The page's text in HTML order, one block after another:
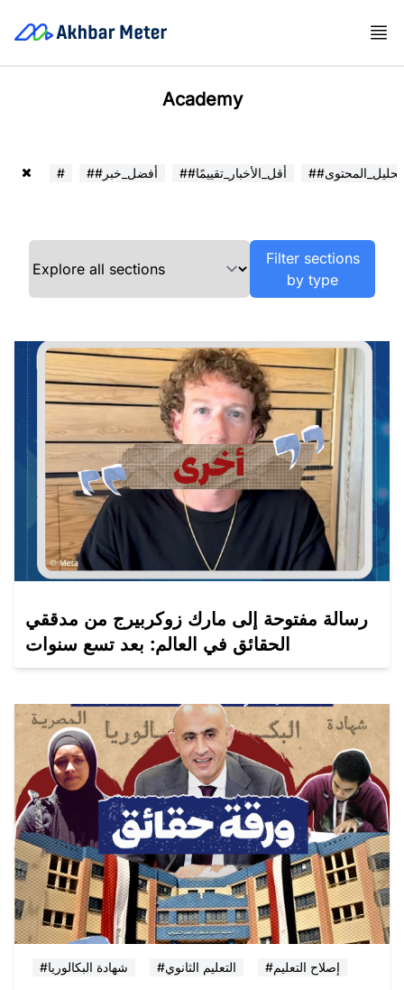
Academy
# ##أفضل_خبر ##أقل_الأخبار_تقييمًا ##تحليل_المحتوى
Filter sections
by type
رسالة مفتوحة إلى مارك زوكربيرج من مدققي
الحقائق في العالم: بعد تسع سنوات
#شهادة البكالوريا #التعليم الثانوي #إصلاح التعليم